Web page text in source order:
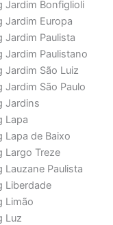
Jardim Bonfiglioli
Jardim Europa
Jardim Paulista
Jardim Paulistano
Jardim São Luiz
São Paulo
Jardins
Lapa
Lapa de Baixo
Largo Treze
Paulista
Liberdade
Limão
Luz